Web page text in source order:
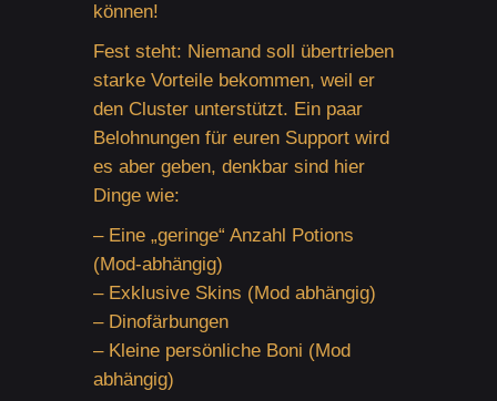
können!
Fest steht: Niemand soll übertrieben
starke Vorteile bekommen, weil er
den Cluster unterstützt. Ein paar
Belohnungen für euren Support wird
es aber geben, denkbar sind hier
Dinge wie:
– Eine „geringe“ Anzahl Potions
(Mod-abhängig)
– Exklusive Skins (Mod abhängig)
– Dinofärbungen
– Kleine persönliche Boni (Mod
abhängig)